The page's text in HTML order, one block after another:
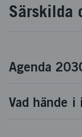
Särskilda
Agenda
Vad hände i